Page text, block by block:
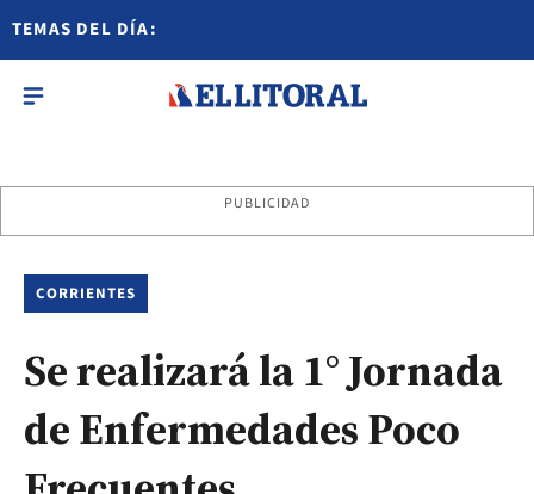
TEMAS DEL DÍA:
PUBLICIDAD
CORRIENTES
Se realizará la 1° Jornada
de Enfermedades Poco